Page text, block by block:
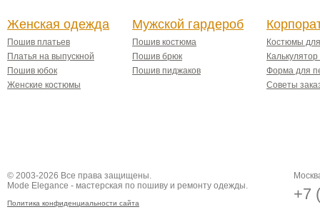
Женская одежда
Пошив платьев
Платья на выпускной
Пошив юбок
Женские костюмы
Мужской гардероб
Пошив костюма
Пошив брюк
Пошив пиджаков
Костюмы
Форма для
Советы
© 2003-2026 Все права защищены.
Mode Elegance - мастерская по пошиву и ремонту одежды.
Политика конфиденциальности сайта
+7